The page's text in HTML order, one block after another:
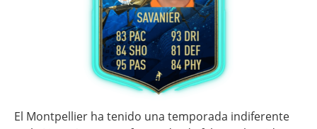
El Montpellier ha tenido una temporada indiferente